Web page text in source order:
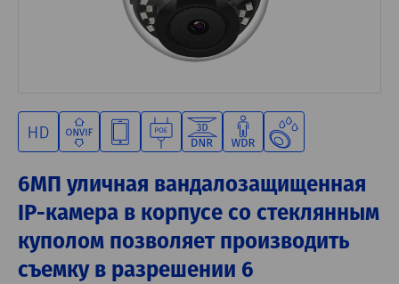
6МП уличная вандалозащищенная
IP-камера в корпусе со стеклянным
куполом позволяет производить
съемку в разрешении 6